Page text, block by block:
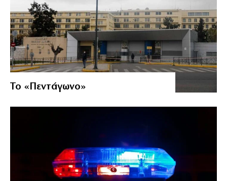
Το «Πεντάγωνο»